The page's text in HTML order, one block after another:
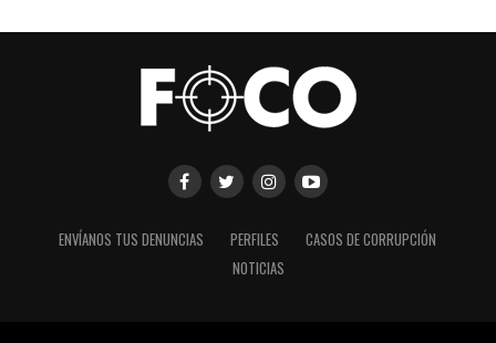
ENVÍANOS TUS DENUNCIAS PERFILES
CASOS DE CORRUPCIÓN
NOTICIAS